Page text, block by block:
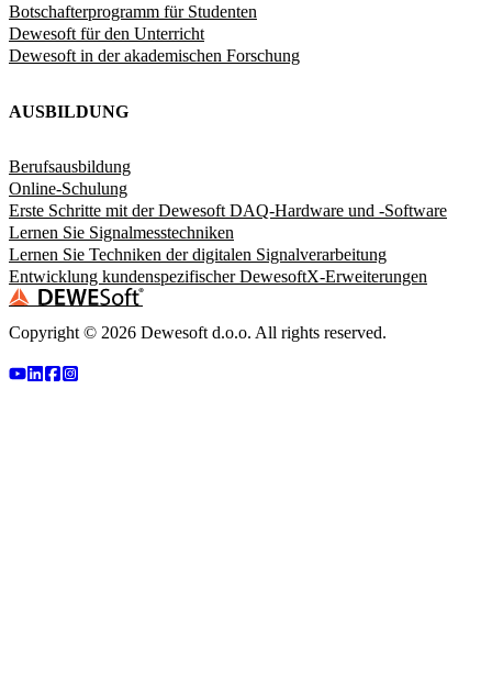
Botschafterprogramm für Studenten
Dewesoft für den Unterricht
Dewesoft in der akademischen Forschung
AUSBILDUNG
Berufsausbildung
Online-Schulung
Erste Schritte mit der Dewesoft DAQ-Hardware und -Software
Lernen Sie Signalmesstechniken
Lernen Sie Techniken der digitalen Signalverarbeitung
Entwicklung kundenspezifischer DewesoftX-Erweiterungen
Copyright © 2026 Dewesoft d.o.o. All rights reserved.